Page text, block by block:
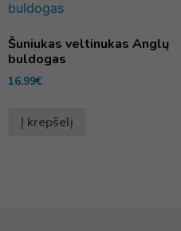
Šuniukas veltinukas Anglų
buldogas
16,99€
Į krepšelį